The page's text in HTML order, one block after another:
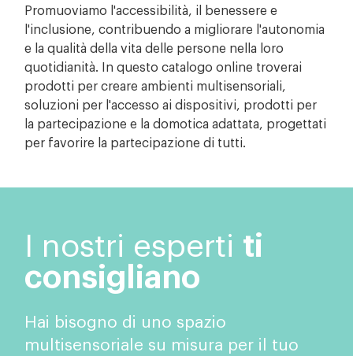
Promuoviamo l'accessibilità, il benessere e
l'inclusione, contribuendo a migliorare l'autonomia
e la qualità della vita delle persone nella loro
quotidianità. In questo catalogo online troverai
prodotti per creare ambienti multisensoriali,
soluzioni per l'accesso ai dispositivi, prodotti per
la partecipazione e la domotica adattata, progettati
per favorire la partecipazione di tutti.
I nostri esperti ti
consigliano
Hai bisogno di uno spazio
multisensoriale su misura per il tuo